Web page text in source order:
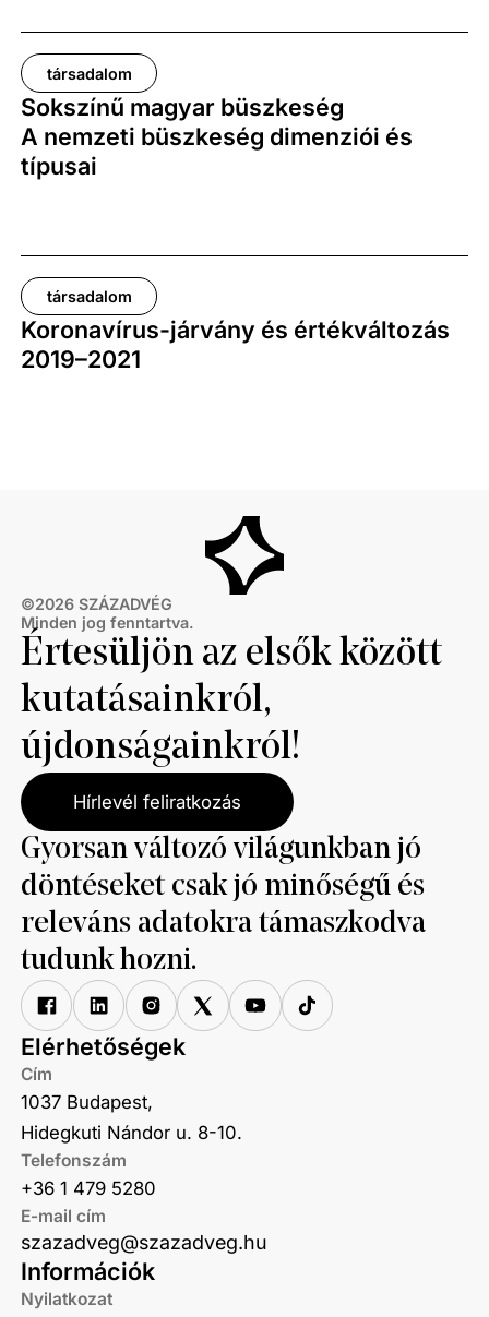
társadalom
Sokszínű magyar büszkeség
A nemzeti büszkeség dimenziói és
típusai
társadalom
Koronavírus-járvány és értékváltozás
2019–2021
©2026 SZÁZADVÉG
Minden jog fenntartva.
Értesüljön az elsők között
kutatásainkról,
újdonságainkról!
Hírlevél feliratkozás
Gyorsan változó világunkban jó
döntéseket csak jó minőségű és
releváns adatokra támaszkodva
tudunk hozni.
Információk
Nyilatkozat
Elérhetőségek
Cím
1037 Budapest,
Hidegkuti Nándor u. 8-10.
Telefonszám
+36 1 479 5280
E-mail cím
szazadveg@szazadveg.hu